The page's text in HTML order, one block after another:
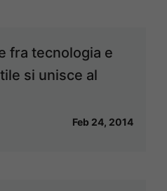
fra tecnologia e
si unisce al
Feb 24, 2014